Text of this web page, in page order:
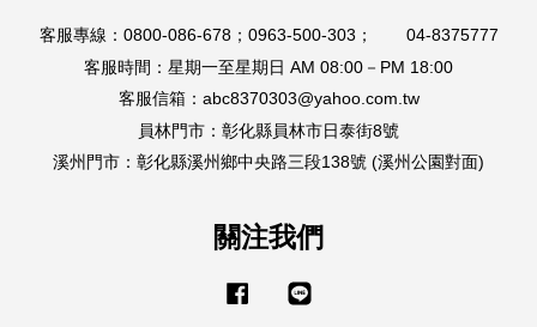
客服專線：0800-086-678；0963-500-303； 04-8375777
客服時間：星期一至星期日 AM 08:00－PM 18:00
客服信箱：abc8370303@yahoo.com.tw
員林門市：彰化縣員林市日泰街8號
溪州門市：彰化縣溪州鄉中央路三段138號 (溪州公園對面)
關注我們
Facebook